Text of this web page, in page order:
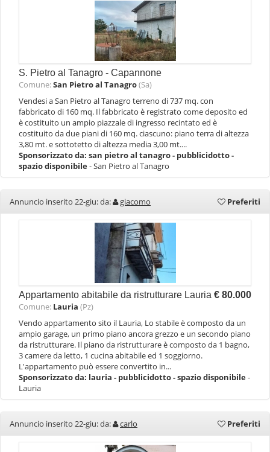
S. Pietro al Tanagro - Capannone
Comune:San Pietro al Tanagro(Sa)
Vendesi a San Pietro al Tanagro terreno di 737 mq. con
fabbricato di 160 mq. Il fabbricato è registrato come deposito ed
è costituito un ampio piazzale di ingresso recintato ed è
costituito da due piani di 160 mq. ciascuno: piano terra di altezza
3,80 mt. e sottotetto di altezza media 3,00 mt....
Sponsorizzato da: san pietro al tanagro - pubblicidotto -
spazio disponibile- San Pietro al Tanagro
Annuncio inserito 22-giu: da: giacomo Preferiti
Appartamento abitabile da ristrutturare Lauria € 80.000
Comune: Lauria (Pz)
Vendo appartamento sito il Lauria, Lo stabile è composto da un
ampio garage, un primo piano ancora grezzo e un secondo piano
da ristrutturare. Il piano da ristrutturare è composto da 1 bagno,
3 camere da letto, 1 cucina abitabile ed 1 soggiorno.
L'appartamento può essere convertito in...
Sponsorizzato da: lauria - pubblicidotto - spazio disponibile-
Lauria
Annuncio inserito 22-giu: da: carlo Preferiti